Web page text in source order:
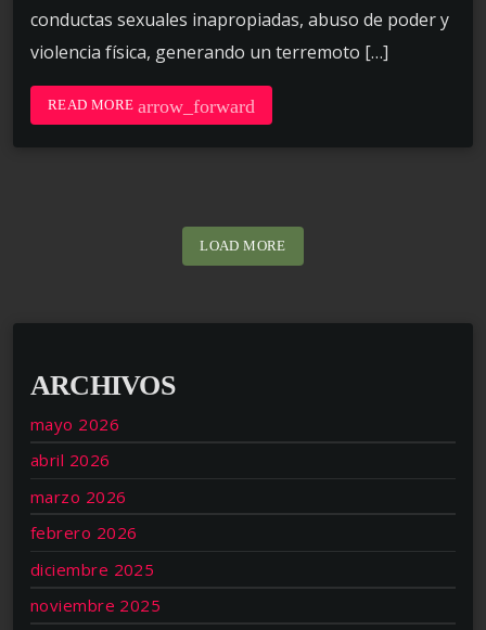
conductas sexuales inapropiadas, abuso de poder y
violencia física, generando un terremoto […]
READ MORE arrow_forward
LOAD MORE
ARCHIVOS
mayo 2026
abril 2026
marzo 2026
febrero 2026
diciembre 2025
noviembre 2025